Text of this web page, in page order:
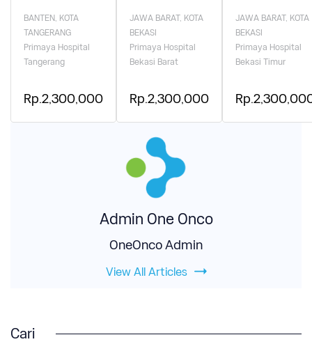
BANTEN, KOTA
TANGERANG
Primaya Hospital
Tangerang
Rp.2,300,000
JAWA BARAT, KOTA
BEKASI
Primaya Hospital
Bekasi Barat
Rp.2,300,000
JAWA BARAT, KOTA
BEKASI
Primaya Hospital
Bekasi Timur
Admin One Onco
OneOnco Admin
View All Articles
Cari